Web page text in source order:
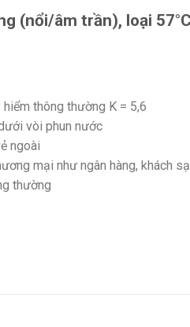
(nổi/âm trần), loại
thông thường K = 5,6
vòi phun nước
ngoài
mại như ngân hàng, khách
thường